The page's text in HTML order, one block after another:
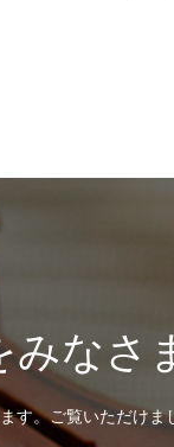
みなさ
す。ご覧いただけま